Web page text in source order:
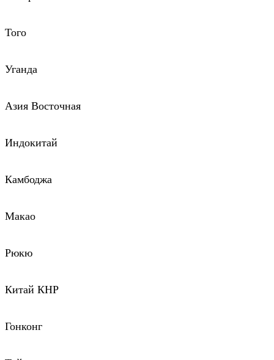
Того
Уганда
Азия Восточная
Индокитай
Камбоджа
Макао
Рюкю
Китай КНР
Гонконг